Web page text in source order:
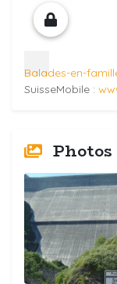
Balades-en-
SuisseMobile :
Photos